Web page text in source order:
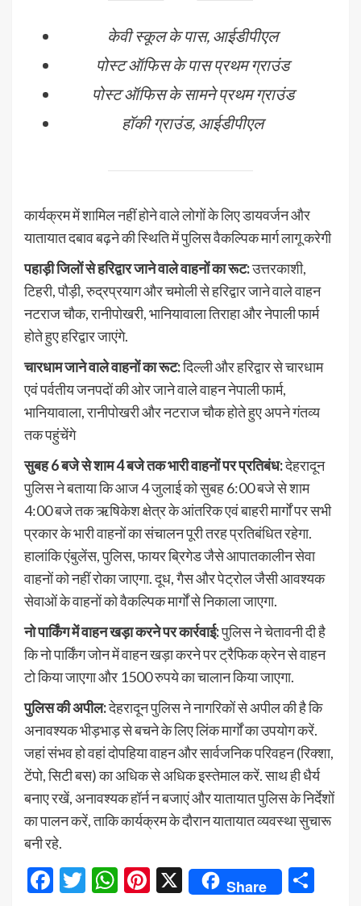
केवी स्कूल के पास, आईडीपीएल
पोस्ट ऑफिस के पास प्रथम ग्राउंड
पोस्ट ऑफिस के सामने प्रथम ग्राउंड
हॉकी ग्राउंड, आईडीपीएल
कार्यक्रम में शामिल नहीं होने वाले लोगों के लिए डायवर्जन और
यातायात दबाव बढ़ने की स्थिति में पुलिस वैकल्पिक मार्ग लागू करेगी
पहाड़ी जिलों से हरिद्वार जाने वाले वाहनों का रूट:उत्तरकाशी,
टिहरी, पौड़ी, रुद्रप्रयाग और चमोली से हरिद्वार जाने वाले वाहन
नटराज चौक, रानीपोखरी, भानियावाला तिराहा और नेपाली फार्म
होते हुए हरिद्वार जाएंगे.
चारधाम जाने वाले वाहनों का रूट:दिल्ली और हरिद्वार से चारधाम
एवं पर्वतीय जनपदों की ओर जाने वाले वाहन नेपाली फार्म,
भानियावाला, रानीपोखरी और नटराज चौक होते हुए अपने गंतव्य
तक पहुंचेंगे
सुबह 6 बजे से शाम 4 बजे तक भारी वाहनों पर प्रतिबंध:देहरादून
पुलिस ने बताया कि आज 4 जुलाई को सुबह 6:00 बजे से शाम
4:00 बजे तक ऋषिकेश क्षेत्र के आंतरिक एवं बाहरी मार्गों पर सभी
प्रकार के भारी वाहनों का संचालन पूरी तरह प्रतिबंधित रहेगा.
हालांकि एंबुलेंस, पुलिस, फायर ब्रिगेड जैसे आपातकालीन सेवा
वाहनों को नहीं रोका जाएगा. दूध, गैस और पेट्रोल जैसी आवश्यक
सेवाओं के वाहनों को वैकल्पिक मार्गों से निकाला जाएगा.
नो पार्किंग में वाहन खड़ा करने पर कार्रवाई:पुलिस ने चेतावनी दी है
कि नो पार्किंग जोन में वाहन खड़ा करने पर ट्रैफिक क्रेन से वाहन
टो किया जाएगा और 1500 रुपये का चालान किया जाएगा.
पुलिस की अपील:देहरादून पुलिस ने नागरिकों से अपील की है कि
अनावश्यक भीड़भाड़ से बचने के लिए लिंक मार्गों का उपयोग करें.
जहां संभव हो वहां दोपहिया वाहन और सार्वजनिक परिवहन (रिक्शा,
टेंपो, सिटी बस) का अधिक से अधिक इस्तेमाल करें. साथ ही धैर्य
बनाए रखें, अनावश्यक हॉर्न न बजाएं और यातायात पुलिस के निर्देशों
का पालन करें, ताकि कार्यक्रम के दौरान यातायात व्यवस्था सुचारू
बनी रहे.
Facebook
Twitter
WhatsApp
Pinterest
X Share